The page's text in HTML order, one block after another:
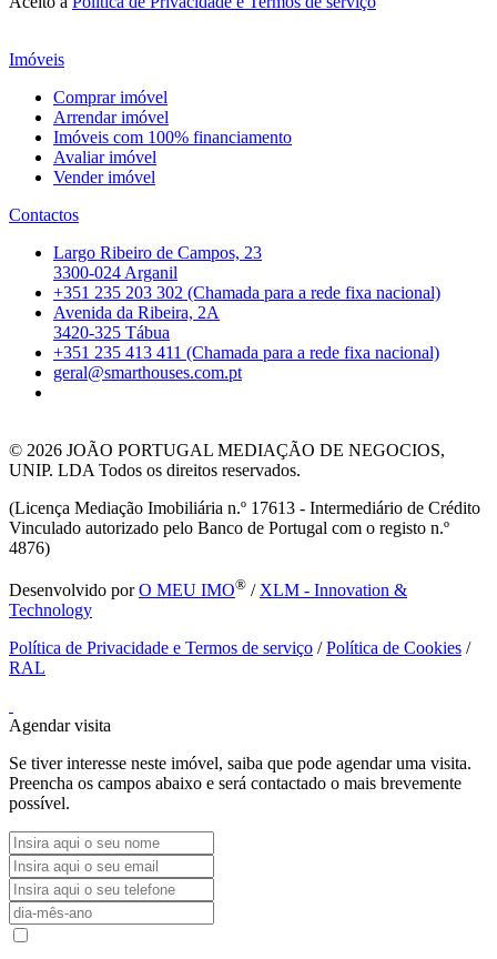
Imóveis
Comprar imóvel
Arrendar imóvel
Imóveis com 100% financiamento
Avaliar imóvel
Vender imóvel
Contactos
Largo Ribeiro de Campos, 23
3300-024 Arganil
+351 235 203 302 (Chamada para a rede fixa nacional)
Avenida da Ribeira, 2A
3420-325 Tábua
+351 235 413 411 (Chamada para a rede fixa nacional)
geral@smarthouses.com.pt
© 2026 JOÃO PORTUGAL MEDIAÇÃO DE NEGOCIOS,
UNIP. LDA Todos os direitos reservados.
(Licença Mediação Imobiliária n.º 17613 - Intermediário de Crédito
Vinculado autorizado pelo Banco de Portugal com o registo n.º
4876)
Desenvolvido porO MEU IMO® / XLM - Innovation &
Technology
Política de Privacidade e Termos de serviço /Política de Cookies /
RAL
Agendar visita
Se tiver interesse neste imóvel, saiba que pode agendar uma visita.
Preencha os campos abaixo e será contactado o mais brevemente
possível.